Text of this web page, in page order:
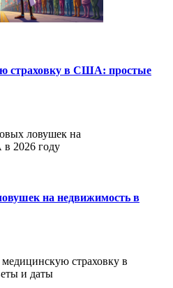
страховку в США: простые
на недвижимость в